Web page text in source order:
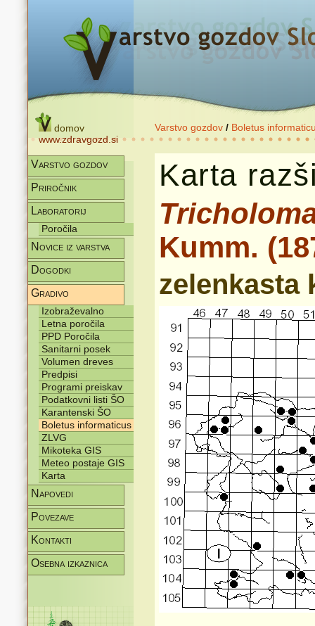
domov
www.zdravgozd.si
Varstvo gozdov / Boletus
Varstvo gozdov
Priročnik
Laboratorij
Poročila
Novice iz varstva
Dogodki
Gradivo
Izobraževalno
Letna poročila
PPD Poročila
Sanitarni posek
Volumen dreves
Predpisi
Programi preiskav
Podatkovni listi ŠO
Karantenski ŠO
Boletus informaticus
ZLVG
Mikoteka GIS
Meteo postaje GIS
Karta
Napovedi
Povezave
Kontakti
Osebna izkaznica
Karta
Kumm.
zelenkasta